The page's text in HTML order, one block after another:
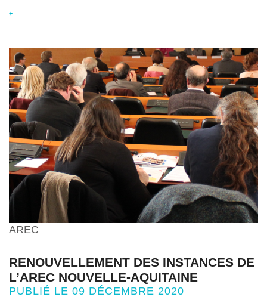
+
AREC
RENOUVELLEMENT DES INSTANCES DE
L’AREC NOUVELLE-AQUITAINE
PUBLIÉ LE 09 DÉCEMBRE 2020